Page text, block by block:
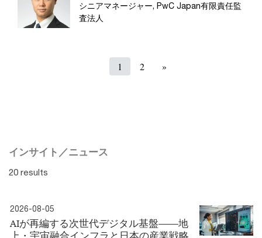
シニアマネージャー, PwC Japan有限責任監
査法人
1 2 »
インサイト／ニュース
20 results
2026-08-05
AIが再編する次世代デジタル基盤――地
上・宇宙融合インフラと日本の産業戦略